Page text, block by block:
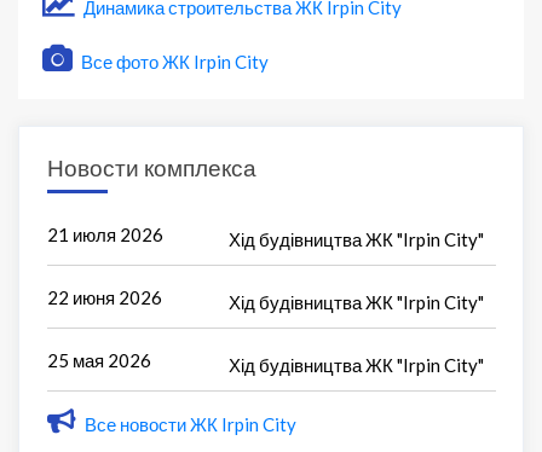
Динамика строительства ЖК Irpin City
Все фото ЖК Irpin City
Новости комплекса
21 июля 2026 Хід будівництва ЖК "Irpin City"
22 июня 2026 Хід будівництва ЖК "Irpin City"
25 мая 2026 Хід будівництва ЖК "Irpin City"
Все новости ЖК Irpin City